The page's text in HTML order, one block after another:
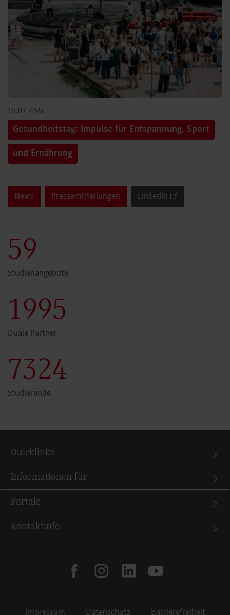
15.07.2026
Gesundheitstag: Impulse für Entspannung, Sport
und Ernährung
News Pressemitteilungen LinkedIn
60
Studienangebote
2000
Duale Partner
7341
Studierende
Quicklinks
Informationen für
Portale
Kontaktinfo
facebookinstagramlinkedin youtube